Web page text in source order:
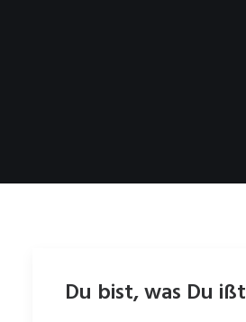
Du bist, was Du ißt